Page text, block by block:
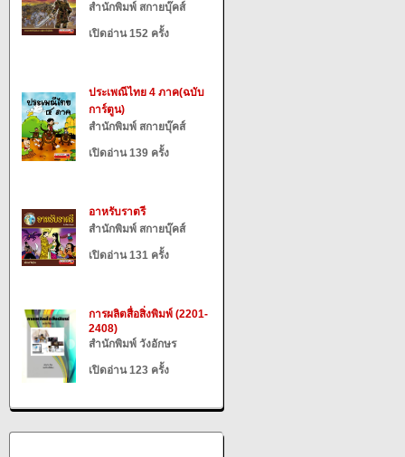
สำนักพิมพ์ สกายบุ๊คส์
เปิดอ่าน 152 ครั้ง
ประเพณีไทย 4 ภาค(ฉบับ
การ์ตูน)
สำนักพิมพ์ สกายบุ๊คส์
เปิดอ่าน 139 ครั้ง
อาหรับราตรี
สำนักพิมพ์ สกายบุ๊คส์
เปิดอ่าน 131 ครั้ง
การผลิตสื่อสิ่งพิมพ์ (2201-
2408)
สำนักพิมพ์ วังอักษร
เปิดอ่าน 123 ครั้ง